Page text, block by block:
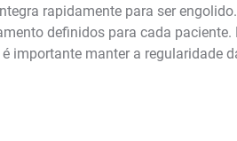
rapidamente para ser
definidos para cada
importante manter a